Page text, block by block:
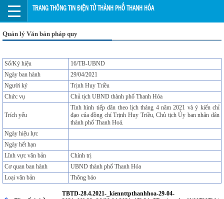
TRANG THÔNG TIN ĐIỆN TỬ THÀNH PHỐ THANH HÓA
Quản lý Văn bản pháp quy
Số/Ký hiệu
16/TB-UBND
Ngày ban hành
29/04/2021
Người ký
Trịnh Huy Triều
Chức vụ
Chủ tịch UBND thành phố Thanh Hóa
Trích yếu
Tình hình tiếp dân theo lịch tháng 4 năm 2021 và ý kiến chỉ
đạo của đồng chí Trịnh Huy Triều, Chủ tịch Ủy ban nhân dân
thành phố Thanh Hoá.
Ngày hiệu lực
Ngày hết hạn
Lĩnh vực văn bản
Chính trị
Cơ quan ban hành
UBND thành phố Thanh Hóa
Loại văn bản
Thông báo
TBTD-28.4.2021-_kiennttpthanhhoa-29-04-